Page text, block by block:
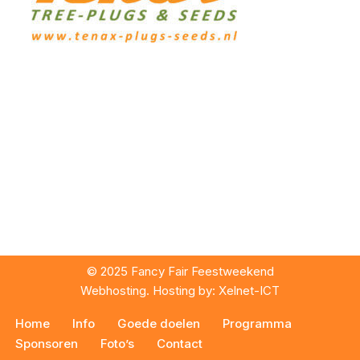
© 2025 Fancy Fair Feestweekend
Webhosting. Hosting by: Xelnet-ICT
Home Info Goede doelen
Programma
Sponsoren
Foto’s Contact